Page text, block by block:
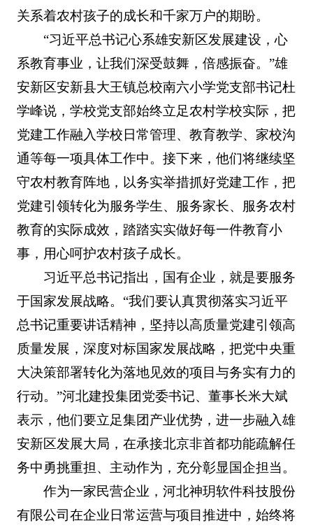
关系着农村孩子的成长和千家万户的期盼。
“习近平总书记心系雄安新区发展建设，心
系教育事业，让我们深受鼓舞，倍感振奋。”雄
安新区安新县大王镇总校南六小学党支部书记杜
学峰说，学校党支部始终立足农村学校实际，把
党建工作融入学校日常管理、教育教学、家校沟
通等每一项具体工作中。接下来，他们将继续坚
守农村教育阵地，以务实举措抓好党建工作，把
党建引领转化为服务学生、服务家长、服务农村
教育的实际成效，踏踏实实做好每一件教育小
事，用心呵护农村孩子成长。
习近平总书记指出，国有企业，就是要服务
于国家发展战略。“我们要认真贯彻落实习近平
总书记重要讲话精神，坚持以高质量党建引领高
质量发展，深度对标国家发展战略，把党中央重
大决策部署转化为落地见效的项目与务实有力的
行动。”河北建投集团党委书记、董事长米大斌
表示，他们要立足集团产业优势，进一步融入雄
安新区发展大局，在承接北京非首都功能疏解任
务中勇挑重担、主动作为，充分彰显国企担当。
作为一家民营企业，河北神玥软件科技股份
有限公司在企业日常运营与项目推进中，始终将